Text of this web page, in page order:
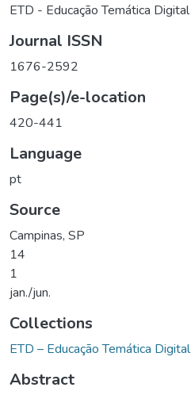
ETD - Educação Temática Digital
Journal ISSN
1676-2592
Page(s)/e-location
420-441
Language
pt
Source
Campinas, SP
14
1
jan./jun.
Collections
ETD – Educação Temática Digital
Abstract